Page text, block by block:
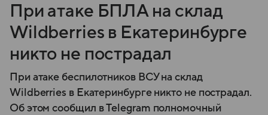
При атаке БПЛА на склад
Wildberries в Екатеринбурге
никто не пострадал
При атаке беспилотников ВСУ на склад
Wildberries в Екатеринбурге никто не пострадал.
Об этом сообщил в Telegram полномочный